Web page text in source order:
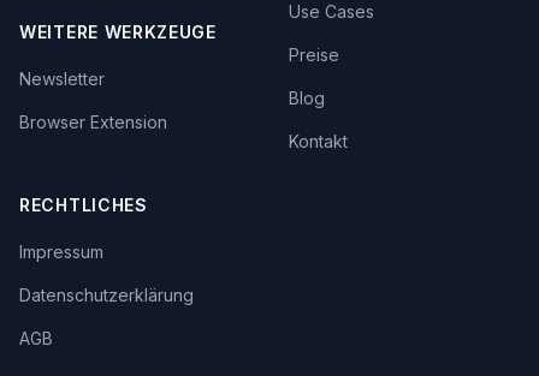
WEITERE WERKZEUGE
Newsletter
Browser Extension
Use Cases
Preise
Blog
Kontakt
RECHTLICHES
Impressum
Datenschutzerklärung
AGB